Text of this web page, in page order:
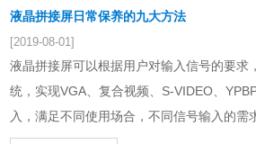
液晶拼接屏日常保养的九大方法
[2019-08-01]
液晶拼接屏可以根据用户对输入信号的要求
统，实现VGA、复合视频、S-VIDEO、
入，满足不同使用场合，不同信号输入的需